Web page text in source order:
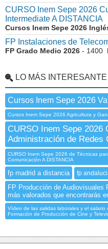
CURSO Inem Sepe 2026
Intermediate A DISTANCIA
Cursos Inem Sepe 2026
FP Instalaciones de
FP Grado Medio 2026 - 1400
LO MÁS
Cursos Inem Sepe 2026
Cursos Inem Sepe 2026 Agricultura y
CURSO Inem Sepe 2026
Administración de Redes
CURSO Inem Sepe 2026 de Técnicas
Comunicación A DISTANCIA
fp madrid a distancia fp
FP Producción de
más valorados que encontrarás
Vídeo de las salidas laborales y el
Formación de Producción de Cine y